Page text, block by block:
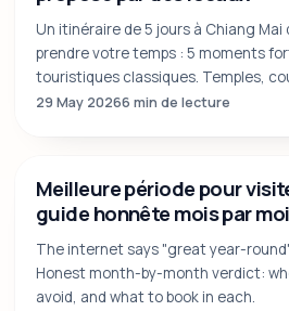
Un itinéraire de 5 jours à Chiang
prendre votre temps : 5 moments
touristiques classiques. Temples,
éléphants éthiques, montagne.
29 May 20266 min de lecture